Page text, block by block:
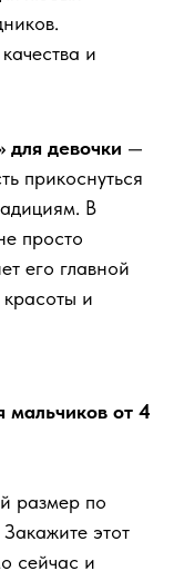
и
для девочки —
прикоснуться
В
просто
его главной
и
мальчиков от 4
размер по
этот
сейчас и